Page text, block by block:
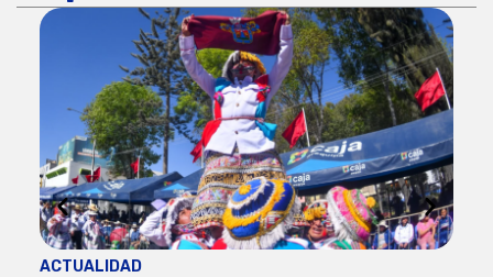
ACTUALIDAD